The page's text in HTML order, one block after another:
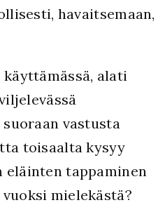
havaitsemaan,
alati
vastusta
toisaalta kysyy
eläinten tappaminen
mielekästä?